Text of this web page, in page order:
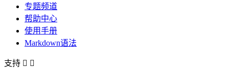
专题频道
帮助中心
使用手册
Markdown语法
支持  